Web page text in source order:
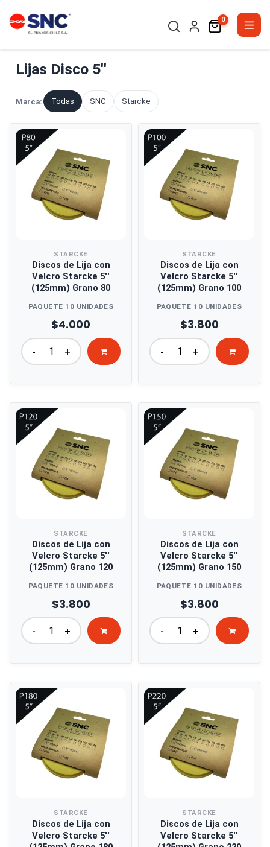
0
Lijas Disco 5''
Marca: Todas SNC Starcke
STARCKE
Discos de Lija con
Velcro Starcke 5''
(125mm) Grano 80
PAQUETE 10 UNIDADES
$4.000
- +
STARCKE
Discos de Lija con
Velcro Starcke 5''
(125mm) Grano 100
PAQUETE 10 UNIDADES
$3.800
- +
STARCKE
Discos de Lija con
Velcro Starcke 5''
(125mm) Grano 120
PAQUETE 10 UNIDADES
$3.800
- +
STARCKE
Discos de Lija con
Velcro Starcke 5''
(125mm) Grano 150
PAQUETE 10 UNIDADES
$3.800
- +
STARCKE
Discos de Lija con
Velcro Starcke 5''
STARCKE
Discos de Lija con
Velcro Starcke 5''